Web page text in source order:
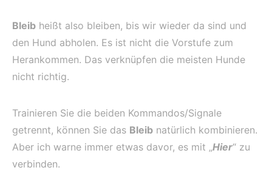
Bleib heißt also bleiben, bis wir wieder da sind und
den Hund abholen. Es ist nicht die Vorstufe zum
Herankommen. Das verknüpfen die meisten Hunde
nicht richtig.
Trainieren Sie die beiden Kommandos/Signale
getrennt, können Sie das Bleib natürlich kombinieren.
Aber ich warne immer etwas davor, es mit „Hier“ zu
verbinden.